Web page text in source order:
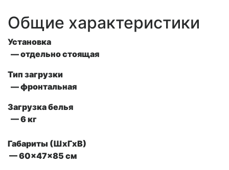
Общие характеристики
Установка
— отдельно стоящая
Тип загрузки
— фронтальная
Загрузка белья
— 6 кг
Габариты (ШxГxВ)
— 60x47x85 см